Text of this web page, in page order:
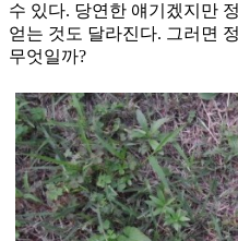
수 있다. 당연한 얘기겠지만
얻는 것도 달라진다. 그러면
무엇일까?